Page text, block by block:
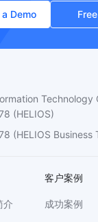
Demo
Technology
(HELIOS)
(HELIOS Business
介
客户案例
成功案例